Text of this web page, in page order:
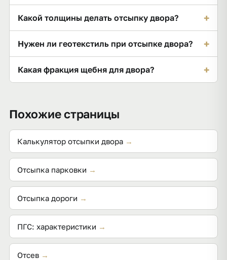
грязнее. Щебень 20–40 сверху даёт чистую
снизу, щебень сверху.
Какой толщины делать отсыпку двора? +
5–10 см по геотекстилю. Под заезд авто слой
Нужен ли геотекстиль при отсыпке двора? +
смешиваться с ним, отсыпка дольше держится и
Какая фракция щебня для двора? +
парковку — 20–40 потолще.
Похожие страницы
Калькулятор отсыпки двора →
Отсыпка парковки →
Отсыпка дороги →
ПГС: характеристики →
Отсев →